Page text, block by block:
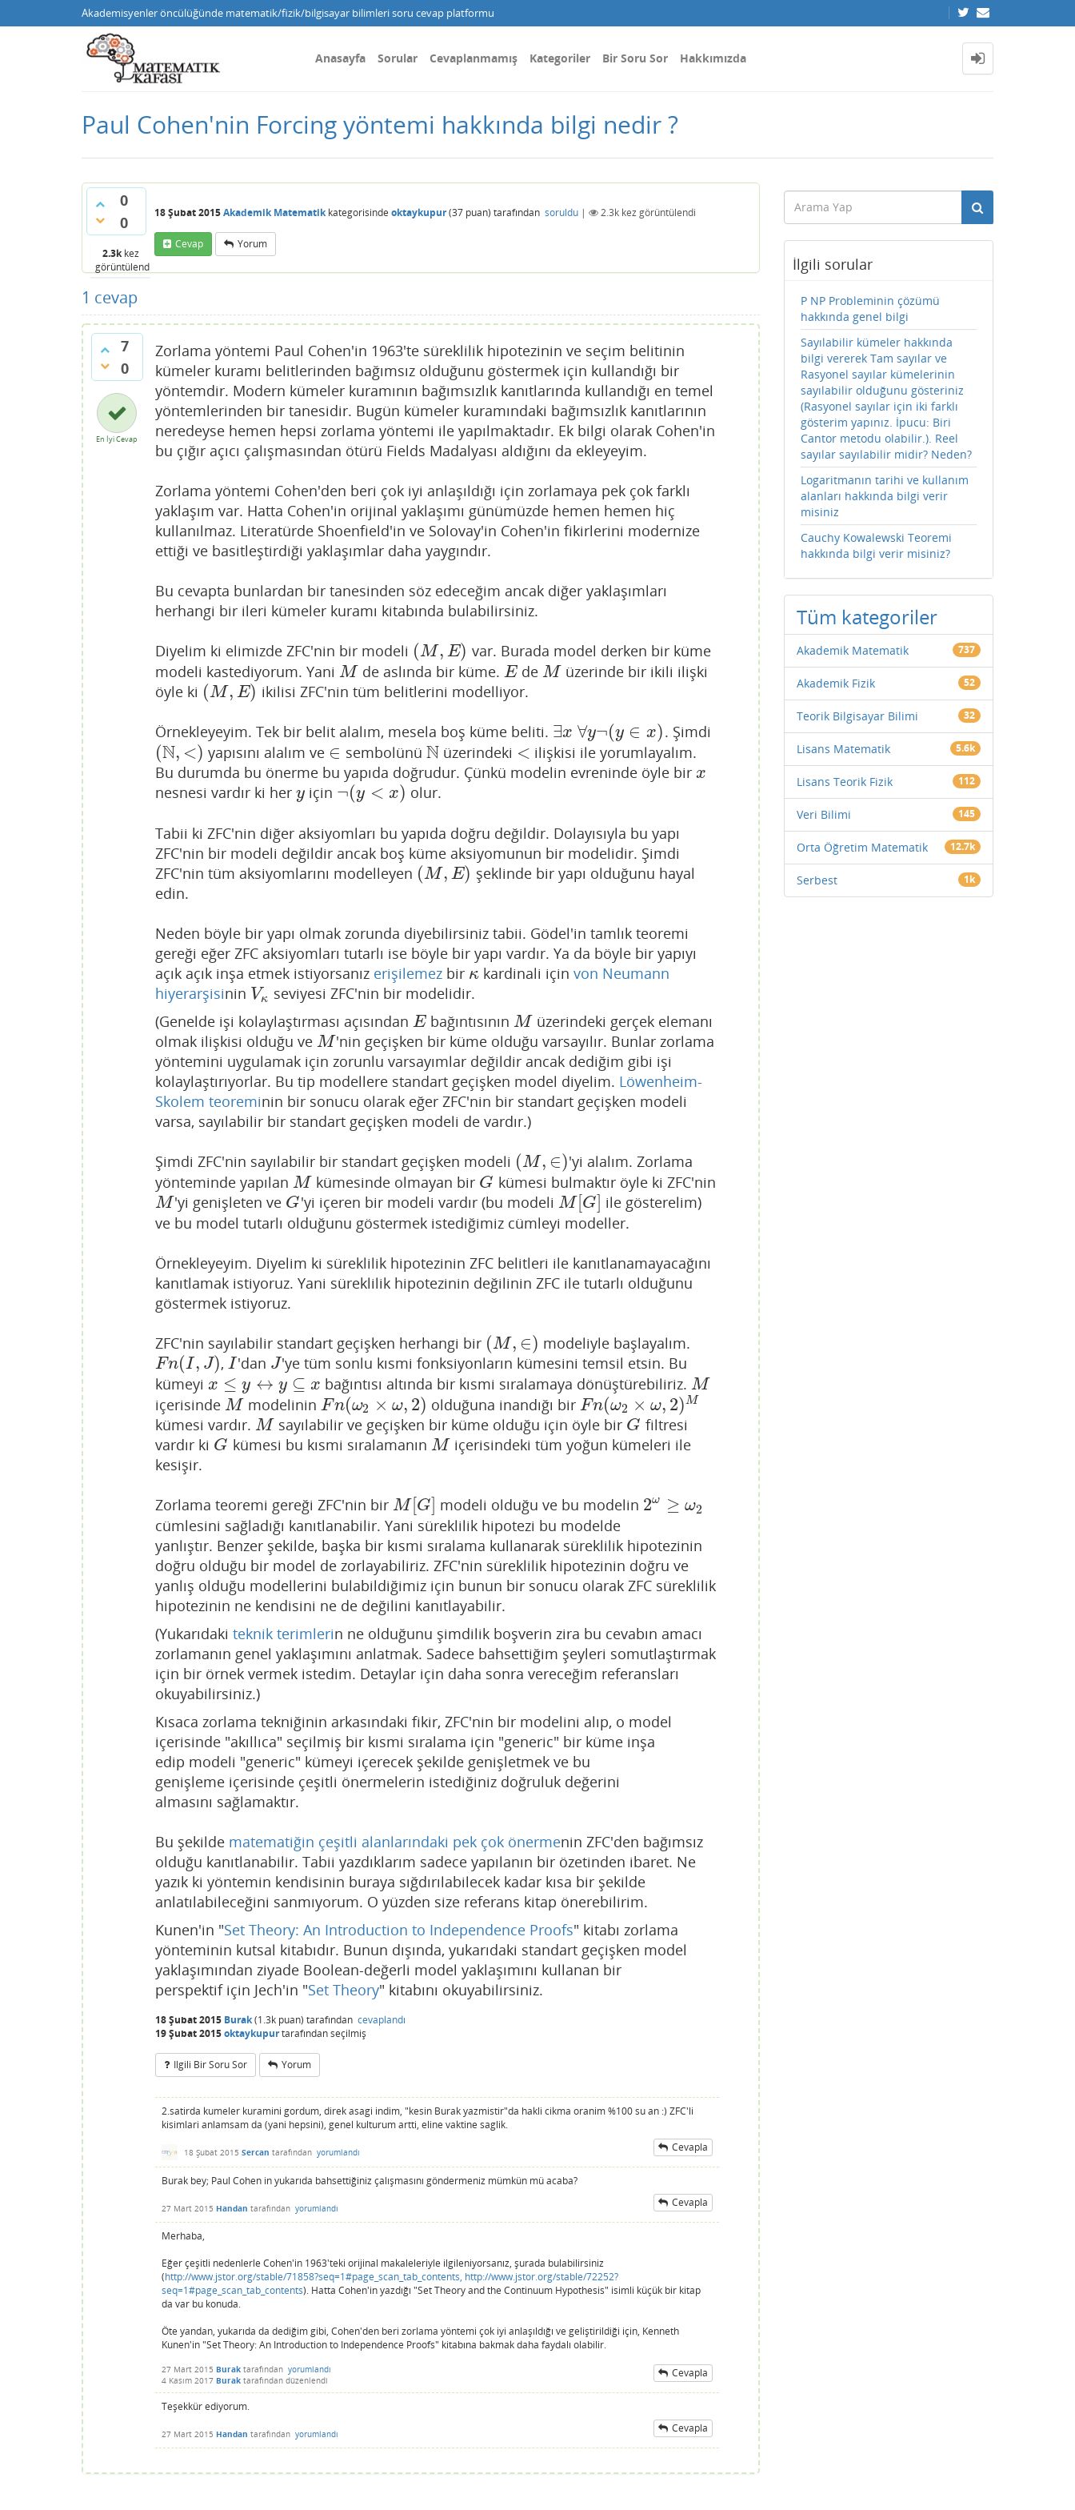
Akademisyenler öncülüğünde matematik/fizik/bilgisayar bilimleri soru cevap platformu
Anasayfa Sorular Cevaplanmamış Kategoriler Bir Soru Sor Hakkımızda
Paul Cohen'nin Forcing yöntemi hakkında bilgi nedir ?
0
0
2.3kkez
görüntülendi
18 Şubat 2015Akademik Matematikkategorisinde oktaykupur(37 puan) tarafından soruldu | 2.3k kez görüntülendi
Cevap Yorum
1 cevap
7
0
En İyi Cevap
Zorlama yöntemi Paul Cohen'in 1963'te süreklilik hipotezinin ve seçim belitinin
kümeler kuramı belitlerinden bağımsız olduğunu göstermek için kullandığı bir
yöntemdir. Modern kümeler kuramının bağımsızlık kanıtlarında kullandığı en temel
yöntemlerinden bir tanesidir. Bugün kümeler kuramındaki bağımsızlık kanıtlarının
neredeyse hemen hepsi zorlama yöntemi ile yapılmaktadır. Ek bilgi olarak Cohen'in
bu çığır açıcı çalışmasından ötürü Fields Madalyası aldığını da ekleyeyim.
Zorlama yöntemi Cohen'den beri çok iyi anlaşıldığı için zorlamaya pek çok farklı
yaklaşım var. Hatta Cohen'in orijinal yaklaşımı günümüzde hemen hemen hiç
kullanılmaz. Literatürde Shoenfield'in ve Solovay'in Cohen'in fikirlerini modernize
ettiği ve basitleştirdiği yaklaşımlar daha yaygındır.
Bu cevapta bunlardan bir tanesinden söz edeceğim ancak diğer yaklaşımları
herhangi bir ileri kümeler kuramı kitabında bulabilirsiniz.
Diyelim ki elimizde ZFC'nin bir modeli (M, E)
(M,E)
var. Burada model derken bir küme
modeli kastediyorum. Yani M
M de aslında bir küme. E
E de M
M üzerinde bir ikili ilişki
öyle ki (M, E)
(M,E) ikilisi ZFC'nin tüm belitlerini modelliyor.
Örnekleyeyim. Tek bir belit alalım, mesela boş küme beliti. ∃x ∀y¬(y ∈ x)
∃x ∀y¬(y∈x ) . Şimdi
(N, <)
(N,< ) yapısını alalım ve ∈
∈ sembolünü N
Nüzerindeki <
< ilişkisi ile yorumlayalım.
Bu durumda bu önerme bu yapıda doğrudur. Çünkü modelin evreninde öyle bir x
x
nesnesi vardır ki her y
y için ¬(y < x)
¬(y<x ) olur.
Tabii ki ZFC'nin diğer aksiyomları bu yapıda doğru değildir. Dolayısıyla bu yapı
ZFC'nin bir modeli değildir ancak boş küme aksiyomunun bir modelidir. Şimdi
ZFC'nin tüm aksiyomlarını modelleyen (M, E)
(M,E)
şeklinde bir yapı olduğunu hayal
edin.
Neden böyle bir yapı olmak zorunda diyebilirsiniz tabii. Gödel'in tamlık teoremi
gereği eğer ZFC aksiyomları tutarlı ise böyle bir yapı vardır. Ya da böyle bir yapıyı
açık açık inşa etmek istiyorsanız erişilemez bir κ
κkardinali için von Neumann
hiyerarşisinin Vκ
Vκ seviyesi ZFC'nin bir modelidir.
(Genelde işi kolaylaştırması açısından E
E bağıntısının M
M üzerindeki gerçek elemanı
olmak ilişkisi olduğu ve M
M 'nin geçişken bir küme olduğu varsayılır. Bunlar zorlama
yöntemini uygulamak için zorunlu varsayımlar değildir ancak dediğim gibi işi
kolaylaştırıyorlar. Bu tip modellere standart geçişken model diyelim. Löwenheim-
Skolem teoreminin bir sonucu olarak eğer ZFC'nin bir standart geçişken modeli
varsa, sayılabilir bir standart geçişken modeli de vardır.)
Şimdi ZFC'nin sayılabilir bir standart geçişken modeli (M, ∈)
(M,∈ )
'yi alalım. Zorlama
yönteminde yapılan M
M kümesinde olmayan bir G
G kümesi bulmaktır öyle ki ZFC'nin
M
M 'yi genişleten ve G
G 'yi içeren bir modeli vardır (bu modeli M[G]
M[G]
ile gösterelim)
ve bu model tutarlı olduğunu göstermek istediğimiz cümleyi modeller.
Örnekleyeyim. Diyelim ki süreklilik hipotezinin ZFC belitleri ile kanıtlanamayacağını
kanıtlamak istiyoruz. Yani süreklilik hipotezinin değilinin ZFC ile tutarlı olduğunu
göstermek istiyoruz.
ZFC'nin sayılabilir standart geçişken herhangi bir (M, ∈)
(M,∈ ) modeliyle başlayalım.
Fn(I, J)
Fn(I,J) ,I
I 'dan J
J 'ye tüm sonlu kısmi fonksiyonların kümesini temsil etsin. Bu
kümeyi x ≤ y ↔ y ⊆ x
x≤ y↔y ⊆x bağıntısı altında bir kısmi sıralamaya dönüştürebiliriz. M
M
içerisinde M
M modelinin Fn(ω2 × ω, 2)
Fn(ω2× ω,2 ) olduğuna inandığı bir Fn(ω2 × ω, 2) M
Fn(ω2×ω,2 )M
kümesi vardır. M
M sayılabilir ve geçişken bir küme olduğu için öyle bir G
G filtresi
vardır ki G
G kümesi bu kısmi sıralamanın M
M içerisindeki tüm yoğun kümeleri ile
kesişir.
Zorlama teoremi gereği ZFC'nin bir M[ G
M[G] modeli olduğu ve bu modelin 2ω ≥ ω2
2ω ≥ω 2
cümlesini sağladığı kanıtlanabilir. Yani süreklilik hipotezi bu modelde
yanlıştır. Benzer şekilde, başka bir kısmi sıralama kullanarak süreklilik hipotezinin
doğru olduğu bir model de zorlayabiliriz. ZFC'nin süreklilik hipotezinin doğru ve
yanlış olduğu modellerini bulabildiğimiz için bunun bir sonucu olarak ZFC süreklilik
hipotezinin ne kendisini ne de değilini kanıtlayabilir.
(Yukarıdaki teknik terimlerin ne olduğunu şimdilik boşverin zira bu cevabın amacı
zorlamanın genel yaklaşımını anlatmak. Sadece bahsettiğim şeyleri somutlaştırmak
için bir örnek vermek istedim. Detaylar için daha sonra vereceğim referansları
okuyabilirsiniz.)
Kısaca zorlama tekniğinin arkasındaki fikir, ZFC'nin bir modelini alıp, o model
içerisinde "akıllıca" seçilmiş bir kısmi sıralama için "generic" bir küme inşa
edip modeli "generic" kümeyi içerecek şekilde genişletmek ve bu
genişleme içerisinde çeşitli önermelerin istediğiniz doğruluk değerini
almasını sağlamaktır.
Bu şekilde matematiğin çeşitli alanlarındaki pek çok önermenin ZFC'den bağımsız
olduğu kanıtlanabilir. Tabii yazdıklarım sadece yapılanın bir özetinden ibaret. Ne
yazık ki yöntemin kendisinin buraya sığdırılabilecek kadar kısa bir şekilde
anlatılabileceğini sanmıyorum. O yüzden size referans kitap önerebilirim.
Kunen'in "Set Theory: An Introduction to Independence Proofs" kitabı zorlama
yönteminin kutsal kitabıdır. Bunun dışında, yukarıdaki standart geçişken model
yaklaşımından ziyade Boolean-değerli model yaklaşımını kullanan bir
perspektif için Jech'in "Set Theory" kitabını okuyabilirsiniz.
18 Şubat 2015 Burak(1.3k puan) tarafından cevaplandı
19 Şubat 2015oktaykupurtarafındanseçilmiş
Ilgili Bir Soru Sor Yorum
2.satirda kumeler kuramini gordum, direk asagi indim, "kesin Burak yazmistir"da hakli cikma oranim %100 su an :) ZFC'li
kisimlari anlamsam da (yani hepsini), genel kulturum artti, eline vaktine saglik.
18 Şubat 2015 Sercan tarafından yorumlandı Cevapla
Burak bey; Paul Cohen in yukarıda bahsettiğiniz çalışmasını göndermeniz mümkün mü acaba?
27 Mart 2015 Handan tarafından yorumlandı Cevapla
Merhaba,
Eğer çeşitli nedenlerle Cohen'in 1963'teki orijinal makaleleriyle ilgileniyorsanız, şurada bulabilirsiniz
(http://www.jstor.org/stable/71858?seq=1#page_scan_tab_contents, http://www.jstor.org/stable/72252?
seq=1#page_scan_tab_contents). Hatta Cohen'in yazdığı "Set Theory and the Continuum Hypothesis" isimli küçük bir kitap
da var bu konuda.
Öte yandan, yukarıda da dediğim gibi, Cohen'den beri zorlama yöntemi çok iyi anlaşıldığı ve geliştirildiği için, Kenneth
Kunen'in "Set Theory: An Introduction to Independence Proofs" kitabına bakmak daha faydalı olabilir.
27 Mart 2015 Burak tarafından yorumlandı
4 Kasım 2017 Burak tarafından düzenlendi
Cevapla
Teşekkür ediyorum.
27 Mart 2015 Handan tarafından yorumlandı Cevapla
İlgili sorular
P NP Probleminin çözümü
hakkında genel bilgi
Sayılabilir kümeler hakkında
bilgi vererek Tam sayılar ve
Rasyonel sayılar kümelerinin
sayılabilir olduğunu gösteriniz
(Rasyonel sayılar için iki farklı
gösterim yapınız. İpucu: Biri
Cantor metodu olabilir.). Reel
sayılar sayılabilir midir? Neden?
Logaritmanın tarihi ve kullanım
alanları hakkında bilgi verir
misiniz
Cauchy Kowalewski Teoremi
hakkında bilgi verir misiniz?
Tüm kategoriler
Akademik Matematik 737
Akademik Fizik 52
Teorik Bilgisayar Bilimi 32
Lisans Matematik 5.6k
Lisans Teorik Fizik 112
Veri Bilimi 145
Orta Öğretim Matematik 12.7k
Serbest 1k